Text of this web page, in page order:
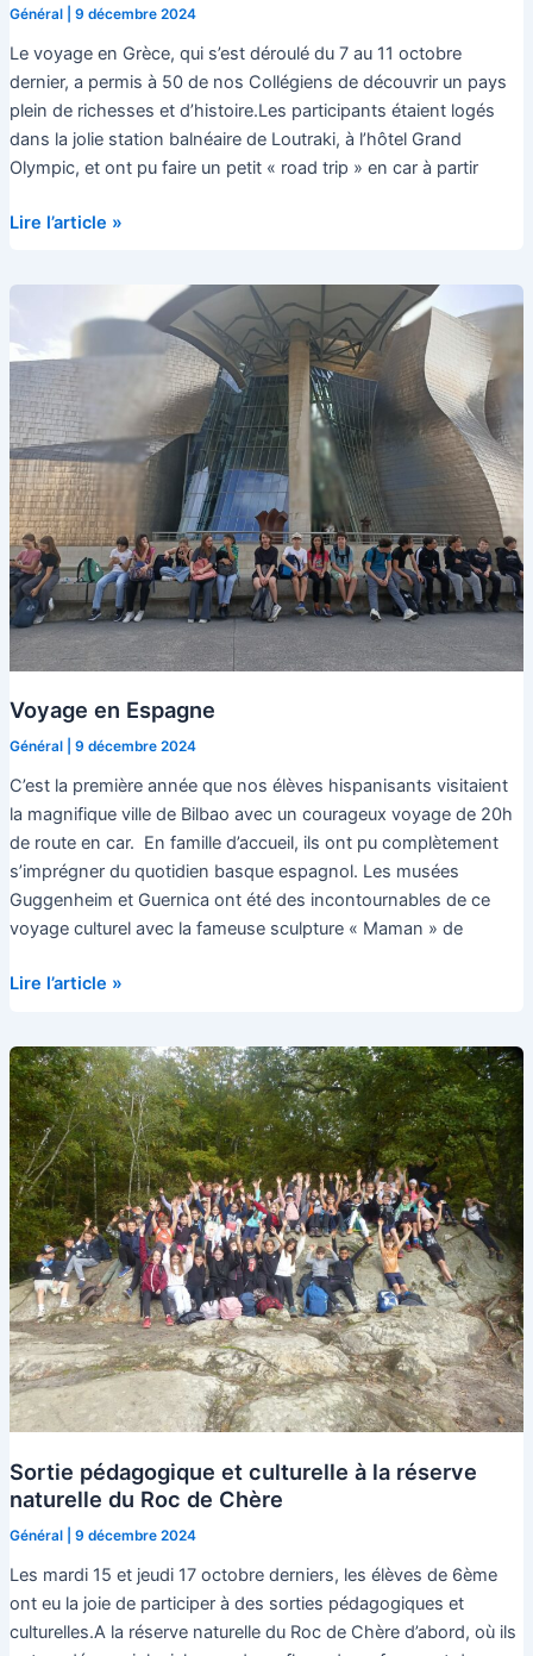
Général| 9 décembre 2024
Le voyage en Grèce, qui s’est déroulé du 7 au 11 octobre
dernier, a permis à 50 de nos Collégiens de découvrir un pays
plein de richesses et d’histoire.Les participants étaient logés
dans la jolie station balnéaire de Loutraki, à l’hôtel Grand
Olympic, et ont pu faire un petit « road trip » en car à partir
Voyage
Lire l’article »
Voyage en Espagne
Général| 9 décembre 2024
C’est la première année que nos élèves hispanisants visitaient
la magnifique ville de Bilbao avec un courageux voyage de 20h
de route en car. En famille d’accueil, ils ont pu complètement
s’imprégner du quotidien basque espagnol. Les musées
Guggenheim et Guernica ont été des incontournables de ce
voyage culturel avec la fameuse sculpture « Maman » de
Voyage
Lire l’article »
Sortie pédagogique et culturelle à la réserve
naturelle du Roc de Chère
Général| 9 décembre 2024
Les mardi 15 et jeudi 17 octobre derniers, les élèves de 6ème
ont eu la joie de participer à des sorties pédagogiques et
culturelles.A la réserve naturelle du Roc de Chère d’abord, où ils